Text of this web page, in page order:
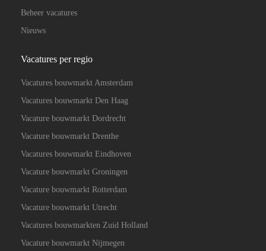
Beheer vacatures
Nieuws
Vacatures per regio
Vacatures bouwmarkt Amsterdam
Vacatures bouwmarkt Den Haag
Vacature bouwmarkt Dordrecht
Vacature bouwmarkt Drenthe
Vacatures bouwmarkt Eindhoven
Vacature bouwmarkt Groningen
Vacature bouwmarkt Rotterdam
Vacature bouwmarkt Utrecht
Vacatures bouwmarkten Zuid Holland
Vacature bouwmarkt Nijmegen